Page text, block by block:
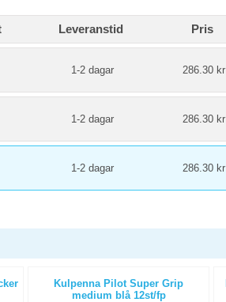
Leveranstid Pris
1-2 dagar 286.30 kr
1-2 dagar 286.30 kr
1-2 dagar 286.30 kr
Kulpenna Pilot Super Grip
medium blå 12st/fp